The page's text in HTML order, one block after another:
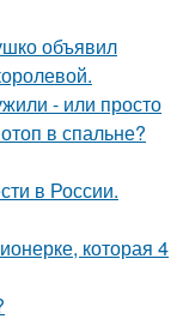
объявил
- или просто
в спальне?
в России.
которая 4